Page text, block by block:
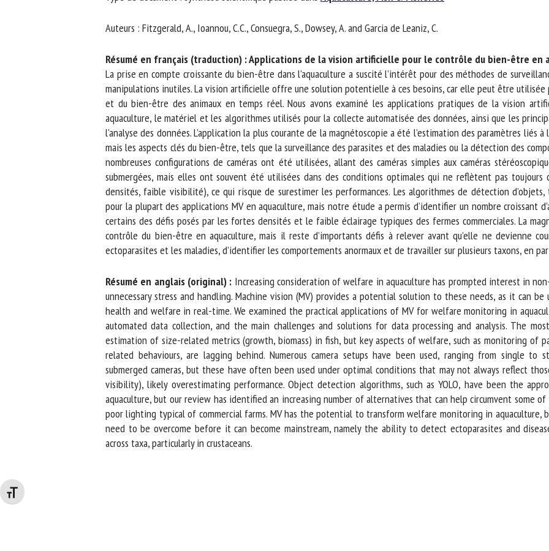
Changer la taille de la police
Auteurs : Fitzgerald, A., Ioannou, C.C., Consuegra, S., Dowsey, A. and Garcia de Leaniz, C.
Résumé en français (traduction) : Applications de la vision artificielle pour le contrôle du bien-être en
La prise en compte croissante du bien-être dans l’aquaculture a suscité l’intérêt pour des méthodes de
manipulations inutiles. La vision artificielle offre une solution potentielle à ces besoins, car elle peut être utilisée
et du bien-être des animaux en temps réel. Nous avons examiné les applications pratiques de la vision
aquaculture, le matériel et les algorithmes utilisés pour la collecte automatisée des données, ainsi que les
l’analyse des données. L’application la plus courante de la magnétoscopie a été l’estimation des paramètres liés à
mais les aspects clés du bien-être, tels que la surveillance des parasites et des maladies ou la détection des
nombreuses configurations de caméras ont été utilisées, allant des caméras simples aux caméras
submergées, mais elles ont souvent été utilisées dans des conditions optimales qui ne reflètent pas toujours
densités, faible visibilité), ce qui risque de surestimer les performances. Les algorithmes de détection d’objets,
pour la plupart des applications MV en aquaculture, mais notre étude a permis d’identifier un nombre croissant
certains des défis posés par les fortes densités et le faible éclairage typiques des fermes commerciales. La
contrôle du bien-être en aquaculture, mais il reste d’importants défis à relever avant qu’elle ne devienne
ectoparasites et les maladies, d’identifier les comportements anormaux et de travailler sur plusieurs taxons, en
Résumé en anglais (original) : Increasing consideration of welfare in aquaculture has prompted interest in
unnecessary stress and handling. Machine vision (MV) provides a potential solution to these needs, as it can
health and welfare in real-time. We examined the practical applications of MV for welfare monitoring in
automated data collection, and the main challenges and solutions for data processing and analysis. The
estimation of size-related metrics (growth, biomass) in fish, but key aspects of welfare, such as monitoring of
related behaviours, are lagging behind. Numerous camera setups have been used, ranging from single to
submerged cameras, but these have often been used under optimal conditions that may not always reflect
visibility), likely overestimating performance. Object detection algorithms, such as YOLO, have been the
aquaculture, but our review has identified an increasing number of alternatives that can help circumvent some of
poor lighting typical of commercial farms. MV has the potential to transform welfare monitoring in aquaculture,
need to be overcome before it can become mainstream, namely the ability to detect ectoparasites and
across taxa, particularly in crustaceans.
*
Organisme
*
E-mail *
En soumettant ce formulaire, j'accepte que les informations saisies soient
utilisées dans le cadre de la relation avec le CNR BEA. *
Les champs suivis de * sont obligatoires